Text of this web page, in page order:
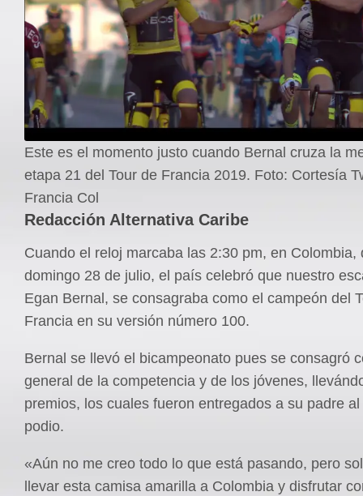
Este es el momento justo cuando Bernal cruza la
etapa 21 del Tour de Francia 2019. Foto: Cortesía
Francia Col
Redacción Alternativa Caribe
Cuando el reloj marcaba las 2:30 pm, en Colombia,
domingo 28 de julio, el país celebró que nuestro
Egan Bernal, se consagraba como el campeón del
Francia en su versión número 100.
Bernal se llevó el bicampeonato pues se consagró
general de la competencia y de los jóvenes,
premios, los cuales fueron entregados a su padre
podio.
«Aún no me creo todo lo que está pasando, pero
llevar esta camisa amarilla a Colombia y disfrutar